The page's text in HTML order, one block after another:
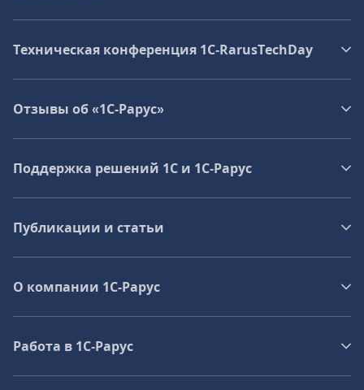
Техническая конференция 1C‑RarusTechDay
Отзывы об «1С-Рарус»
Поддержка решений 1С и 1С‑Рарус
Публикации и статьи
О компании 1C-Рарус
Работа в 1С‑Рарус